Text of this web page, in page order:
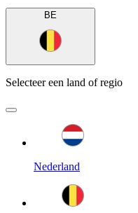
BE
Selecteer een land of regio
Nederland